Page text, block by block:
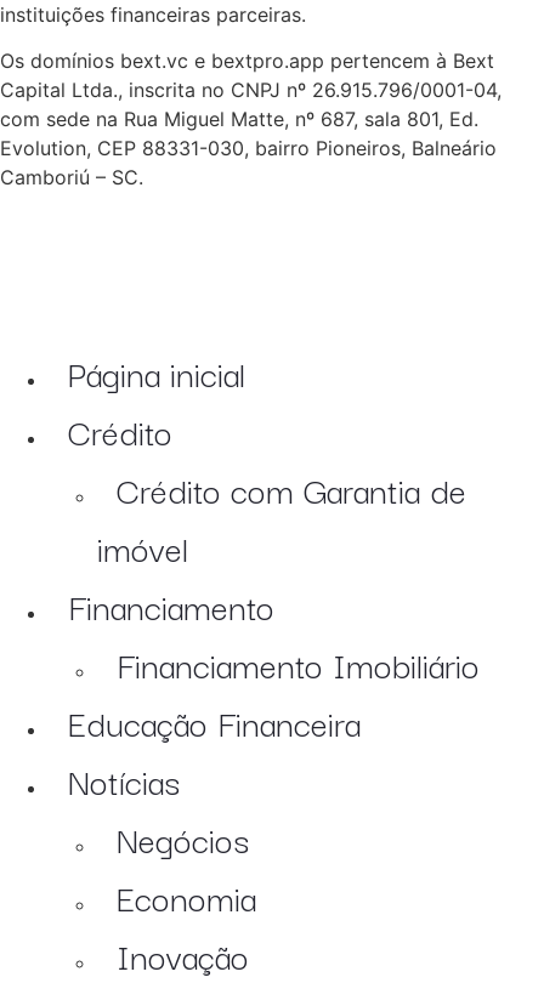
instituições financeiras parceiras.
Os domínios bext.vc e bextpro.app pertencem à Bext
Capital Ltda., inscrita no CNPJ nº 26.915.796/0001-04,
com sede na Rua Miguel Matte, nº 687, sala 801, Ed.
Evolution, CEP 88331-030, bairro Pioneiros, Balneário
Camboriú – SC.
Página inicial
Crédito
Crédito com Garantia de
imóvel
Financiamento
Financiamento Imobiliário
Educação Financeira
Notícias
Negócios
Economia
Inovação